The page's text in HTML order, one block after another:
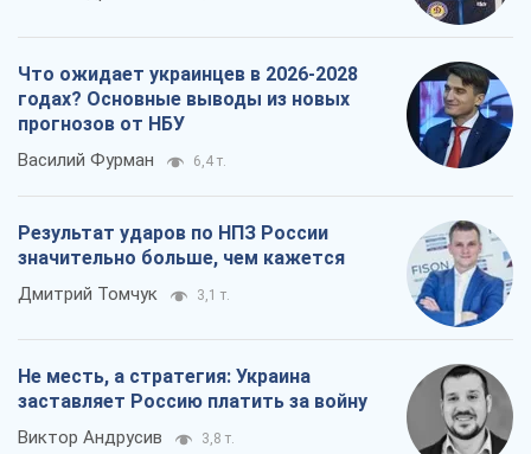
Что ожидает украинцев в 2026-2028
годах? Основные выводы из новых
прогнозов от НБУ
Василий Фурман 6,4 т.
Результат ударов по НПЗ России
значительно больше, чем кажется
Дмитрий Томчук 3,1 т.
Не месть, а стратегия: Украина
заставляет Россию платить за войну
Виктор Андрусив 3,8 т.